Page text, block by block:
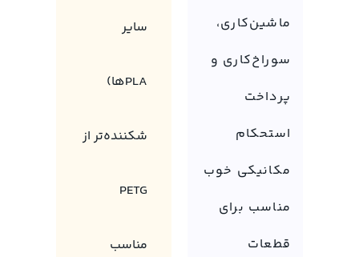
ماشین‌کاری،
سوراخ‌کاری و
پرداخت
استحکام
مکانیکی خوب
مناسب برای
قطعات
سایر
PLAها)
شکننده‌تر از
PETG
مناسب